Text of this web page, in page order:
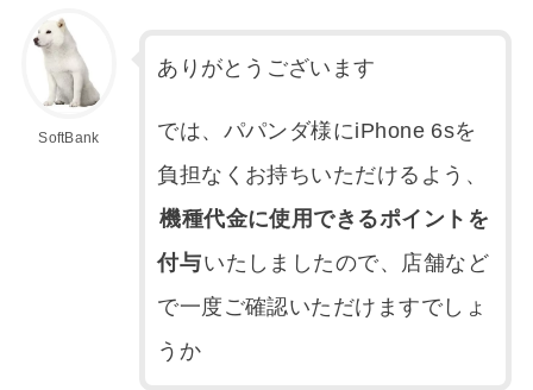
SoftBank
ありがとうございます
では、パパンダ様にiPhone 6sを
負担なくお持ちいただけるよう、
機種代金に使用できるポイントを
付与いたしましたので、店舗など
で一度ご確認いただけますでしょ
うか